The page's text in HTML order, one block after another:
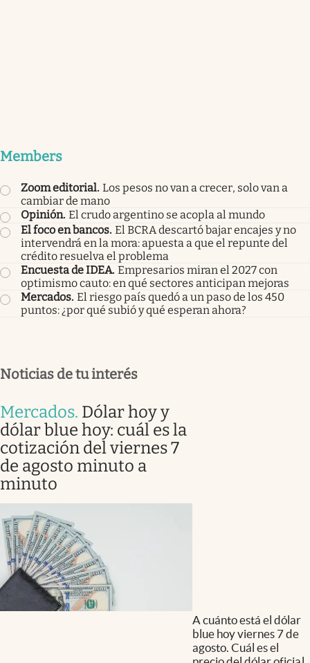
Members
Zoom editorial. Los pesos no van a crecer, solo van a
cambiar de mano
Opinión. El crudo argentino se acopla al mundo
El foco en bancos. El BCRA descartó bajar encajes y no
intervendrá en la mora: apuesta a que el repunte del
crédito resuelva el problema
Encuesta de IDEA. Empresarios miran el 2027 con
optimismo cauto: en qué sectores anticipan mejoras
Mercados. El riesgo país quedó a un paso de los 450
puntos: ¿por qué subió y qué esperan ahora?
Noticias de tu interés
Mercados. Dólar hoy y
dólar blue hoy: cuál es la
cotización del viernes 7
de agosto minuto a
minuto
A cuánto está el dólar
blue hoy viernes 7 de
agosto. Cuál es el